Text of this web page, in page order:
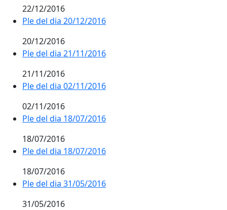
22/12/2016
Ple del dia 20/12/2016
20/12/2016
Ple del dia 21/11/2016
21/11/2016
Ple del dia 02/11/2016
02/11/2016
Ple del dia 18/07/2016
18/07/2016
Ple del dia 18/07/2016
18/07/2016
Ple del dia 31/05/2016
31/05/2016